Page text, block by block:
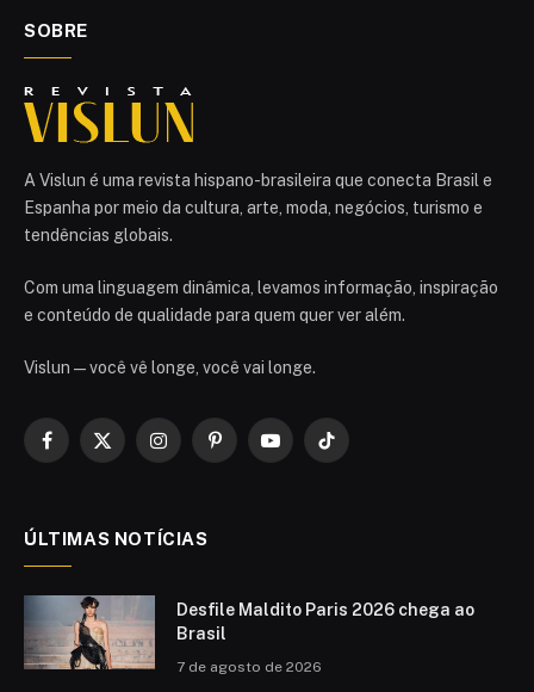
SOBRE
A Vislun é uma revista hispano-brasileira que conecta Brasil e
Espanha por meio da cultura, arte, moda, negócios, turismo e
tendências globais.
Com uma linguagem dinâmica, levamos informação, inspiração
e conteúdo de qualidade para quem quer ver além.
Vislun — você vê longe, você vai longe.
Facebook
X
InstagramPinterestYouTubeTikTok
ÚLTIMAS NOTÍCIAS
Desfile Maldito Paris 2026 chega ao
Brasil
7 de agosto de 2026